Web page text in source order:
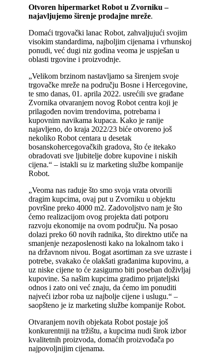
Otvoren hipermarket Robot u Zvorniku –
najavljujemo širenje prodajne mreže.
Domaći trgovački lanac Robot, zahvaljujući svojim
visokim standardima, najboljim cijenama i vrhunskoj
ponudi, već dugi niz godina veoma je uspješan u
oblasti trgovine i proizvodnje.
„Velikom brzinom nastavljamo sa širenjem svoje
trgovačke mreže na području Bosne i Hercegovine,
te smo danas, 01. aprila 2022. usrećili sve građane
Zvornika otvaranjem novog Robot centra koji je
prilagođen novim trendovima, potrebama i
kupovnim navikama kupaca. Kako je ranije
najavljeno, do kraja 2022/23 biće otvoreno još
nekoliko Robot centara u desetak
bosanskohercegovačkih gradova, što će itekako
obradovati sve ljubitelje dobre kupovine i niskih
cijena.“ – istakli su iz marketing službe kompanije
Robot.
„Veoma nas raduje što smo svoja vrata otvorili
dragim kupcima, ovaj put u Zvorniku u objektu
površine preko 4000 m2. Zadovoljstvo nam je što
ćemo realizacijom ovog projekta dati potporu
razvoju ekonomije na ovom području. Na posao
dolazi preko 60 novih radnika, što direktno utiče na
smanjenje nezaposlenosti kako na lokalnom tako i
na državnom nivou. Bogat asortiman za sve uzraste i
potrebe, svakako će olakšati građanima kupovinu, a
uz niske cijene to će zasigurno biti poseban doživljaj
kupovine. Sa našim kupcima gradimo prijateljski
odnos i zato oni već znaju, da ćemo im ponuditi
najveći izbor roba uz najbolje cijene i uslugu.“ –
saopšteno je iz marketing službe kompanije Robot.
Otvaranjem novih objekata Robot postaje još
konkurentniji na tržištu, a kupcima nudi širok izbor
kvalitetnih proizvoda, domaćih proizvođača po
najpovoljnijim cijenama.